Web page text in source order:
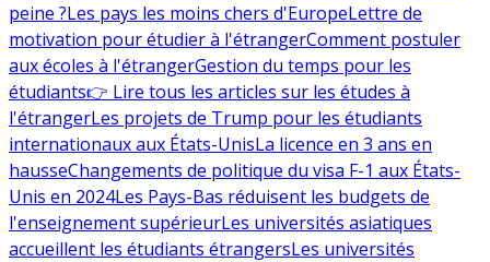
peine ?Les pays les moins chers d'EuropeLettre de
motivation pour étudier à l'étrangerComment postuler
aux écoles à l'étrangerGestion du temps pour les
étudiants👉 Lire tous les articles sur les études à
l'étrangerLes projets de Trump pour les étudiants
internationaux aux États-UnisLa licence en 3 ans en
hausseChangements de politique du visa F-1 aux États-
Unis en 2024Les Pays-Bas réduisent les budgets de
l'enseignement supérieurLes universités asiatiques
accueillent les étudiants étrangersLes universités